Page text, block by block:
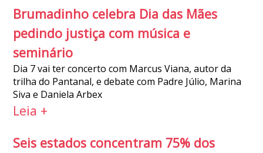
Brumadinho celebra Dia das Mães
pedindo justiça com música e
seminário
Dia 7 vai ter concerto com Marcus Viana, autor da
trilha do Pantanal, e debate com Padre Júlio, Marina
Siva e Daniela Arbex
Leia +
Seis estados concentram 75% dos